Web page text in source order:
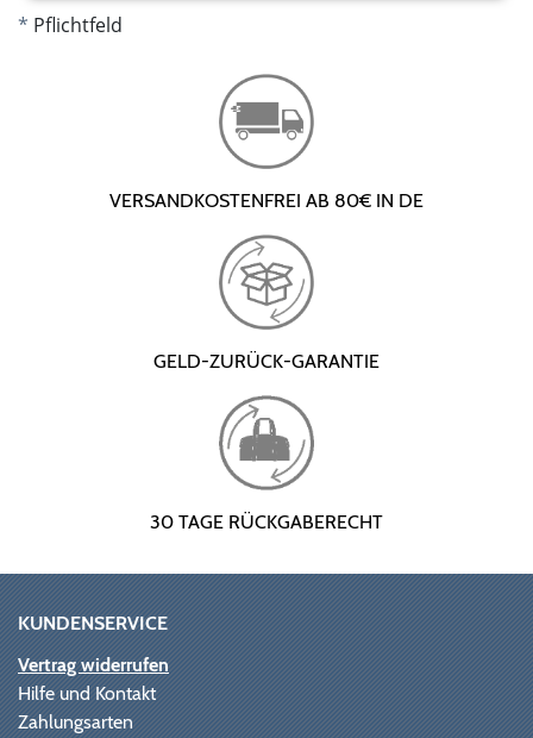
Pflichtfeld
VERSANDKOSTENFREI AB 80€ IN DE
GELD-ZURÜCK-GARANTIE
30 TAGE RÜCKGABERECHT
KUNDENSERVICE
Vertrag widerrufen
Hilfe und Kontakt
Zahlungsarten